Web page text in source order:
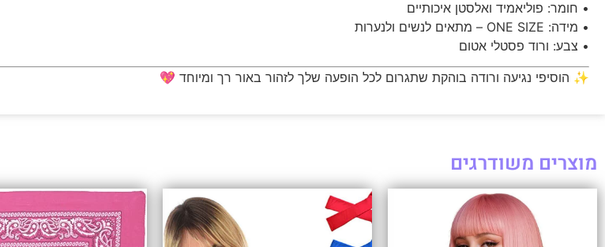
• חומר: פוליאמיד ואלסטן איכותיים
• מידה: ONE SIZE – מתאים לנשים ולנערות
• צבע: ורוד פסטלי אטום
✨ הוסיפי נגיעה ורודה בוהקת שתגרום לכל הופעה שלך לזהור באור רך ומיוחד 💖
מוצרים משודרגים